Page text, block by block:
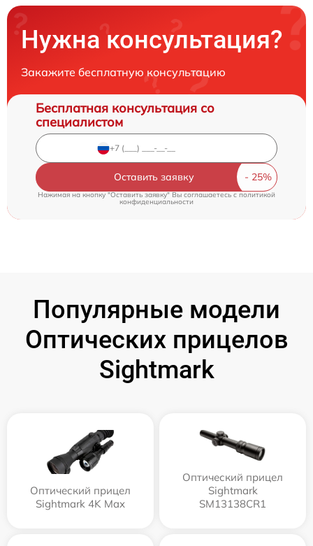
Нужна консультация?
Закажите бесплатную консультацию
Бесплатная консультация со
специалистом
Оставить заявку
Нажимая на кнопку "Оставить заявку" Вы соглашаетесь cполитикой
конфиденциальности
Популярные модели
Оптических прицелов
Sightmark
Оптический прицел
Sightmark 4K Max
Оптический прицел
Sightmark
SM13138CR1